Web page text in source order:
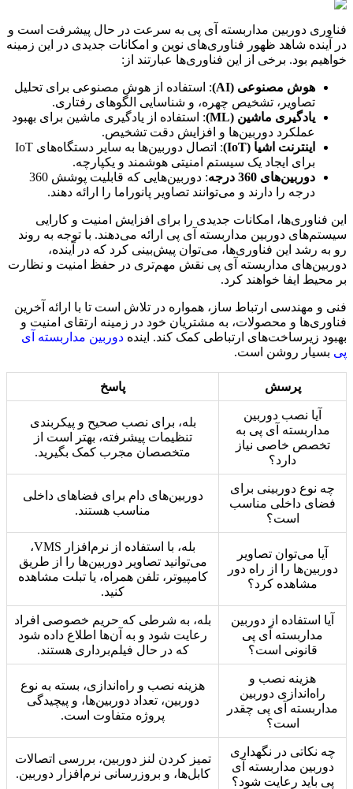
فناوری دوربین مداربسته آی پی به سرعت در حال پیشرفت است و
در آینده شاهد ظهور فناوری‌های نوین و امکانات جدیدی در این زمینه
خواهیم بود. برخی از این فناوری‌ها عبارتند از:
هوش مصنوعی (AI)
: استفاده از هوش مصنوعی برای تحلیل
تصاویر، تشخیص چهره، و شناسایی الگوهای رفتاری.
یادگیری ماشین (ML)
: استفاده از یادگیری ماشین برای بهبود
عملکرد دوربین‌ها و افزایش دقت تشخیص.
اینترنت اشیا (IoT)
: اتصال دوربین‌ها به سایر دستگاه‌های IoT
برای ایجاد یک سیستم امنیتی هوشمند و یکپارچه.
دوربین‌های 360 درجه
: دوربین‌هایی که قابلیت پوشش 360
درجه را دارند و می‌توانند تصاویر پانوراما را ارائه دهند.
این فناوری‌ها، امکانات جدیدی را برای افزایش امنیت و کارایی
سیستم‌های دوربین مداربسته آی پی ارائه می‌دهند. با توجه به روند
رو به رشد این فناوری‌ها، می‌توان پیش‌بینی کرد که در آینده،
دوربین‌های مداربسته آی پی نقش مهم‌تری در حفظ امنیت و نظارت
بر محیط ایفا خواهند کرد.
فنی و مهندسی ارتباط ساز، همواره در تلاش است تا با ارائه آخرین
فناوری‌ها و محصولات، به مشتریان خود در زمینه ارتقای امنیت و
بهبود زیرساخت‌های ارتباطی کمک کند. اینده دوربین مداربسته آی
پی بسیار روشن است.
پرسش پاسخ
آیا نصب دوربین
مداربسته آی پی به
تخصص خاصی نیاز
دارد؟
بله، برای نصب صحیح و پیکربندی
تنظیمات پیشرفته، بهتر است از
متخصصان مجرب کمک بگیرید.
چه نوع دوربینی برای
فضای داخلی مناسب
است؟
دوربین‌های دام برای فضاهای داخلی
مناسب هستند.
آیا می‌توان تصاویر
دوربین‌ها را از راه دور
مشاهده کرد؟
بله، با استفاده از نرم‌افزار VMS،
می‌توانید تصاویر دوربین‌ها را از طریق
کامپیوتر، تلفن همراه، یا تبلت مشاهده
کنید.
آیا استفاده از دوربین
مداربسته آی پی
قانونی است؟
بله، به شرطی که حریم خصوصی افراد
رعایت شود و به آن‌ها اطلاع داده شود
که در حال فیلم‌برداری هستند.
هزینه نصب و
راه‌اندازی دوربین
مداربسته آی پی چقدر
است؟
هزینه نصب و راه‌اندازی، بسته به نوع
دوربین، تعداد دوربین‌ها، و پیچیدگی
پروژه متفاوت است.
چه نکاتی در نگهداری
دوربین مداربسته آی
پی باید رعایت شود؟
تمیز کردن لنز دوربین، بررسی اتصالات
کابل‌ها، و بروزرسانی نرم‌افزار دوربین.